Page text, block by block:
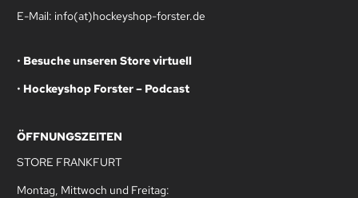
E-Mail: info(at)hockeyshop-forster.de
• Besuche unseren Store virtuell
• Hockeyshop Forster – Podcast
ÖFFNUNGSZEITEN
STORE FRANKFURT
Montag, Mittwoch und Freitag: